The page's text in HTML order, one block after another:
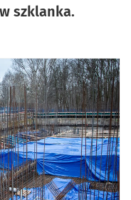
szklanka.